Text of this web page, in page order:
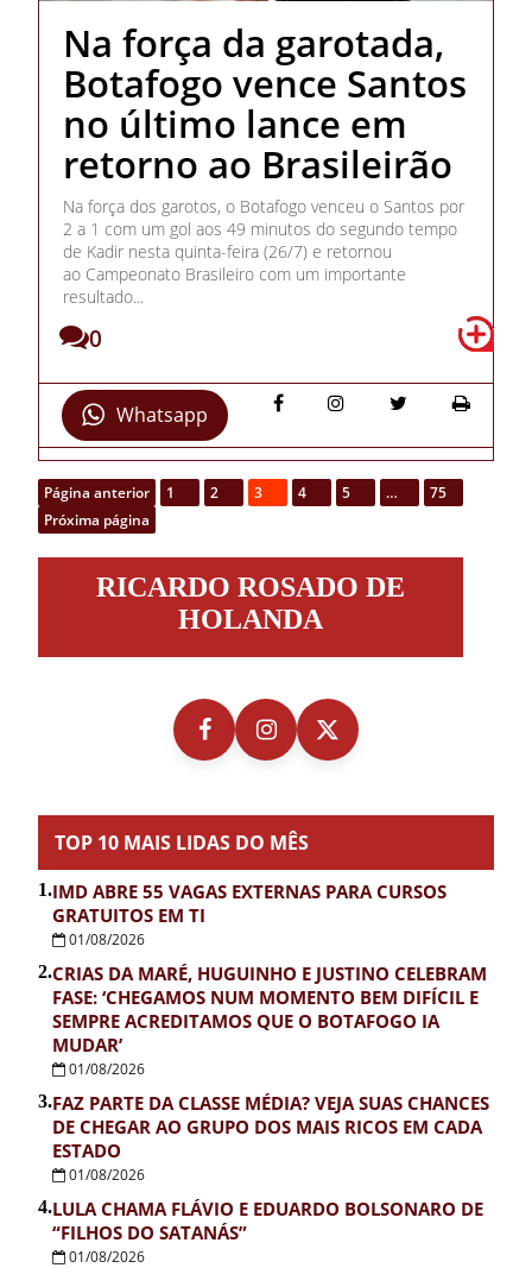
Na força da garotada,
Botafogo vence Santos
no último lance em
retorno ao Brasileirão
Na força dos garotos, o Botafogo venceu o Santos por
2 a 1 com um gol aos 49 minutos do segundo tempo
de Kadir nesta quinta-feira (26/7) e retornou
ao Campeonato Brasileiro com um importante
resultado...
0
Whatsapp
Página anterior 1 2 3 4 5 …
75
Próxima página
RosadoRICARDO ROSADO DE
HOLANDA
TOP 10 MAIS LIDAS DO MÊS
1.IMD ABRE 55 VAGAS EXTERNAS PARA CURSOS
GRATUITOS EM TI
01/08/2026
2.CRIAS DA MARÉ, HUGUINHO E JUSTINO CELEBRAM
FASE: ‘CHEGAMOS NUM MOMENTO BEM DIFÍCIL E
SEMPRE ACREDITAMOS QUE O BOTAFOGO IA
MUDAR’
01/08/2026
3.FAZ PARTE DA CLASSE MÉDIA? VEJA SUAS CHANCES
DE CHEGAR AO GRUPO DOS MAIS RICOS EM CADA
ESTADO
01/08/2026
4.LULA CHAMA FLÁVIO E EDUARDO BOLSONARO DE
“FILHOS DO SATANÁS”
01/08/2026